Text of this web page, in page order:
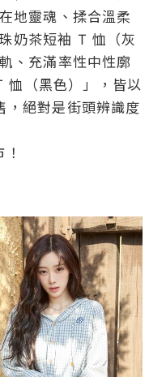
地靈魂、揉合溫柔
奶茶短袖 T 恤（灰
、充滿率性中性廓
恤（黑色）」，皆以
絕對是街頭辨識度